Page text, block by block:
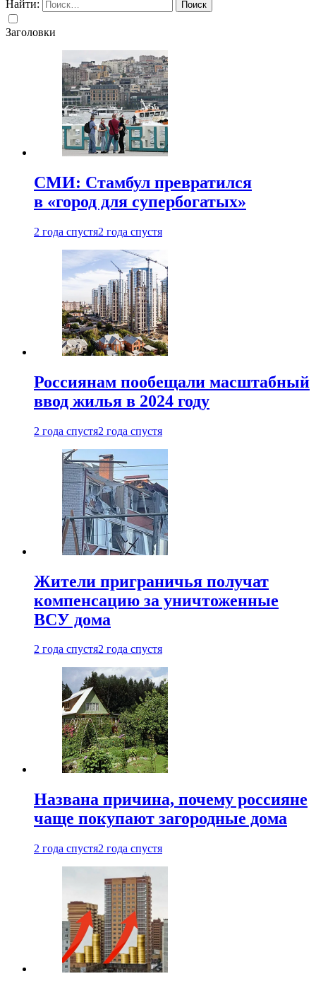
Найти:
Заголовки
СМИ: Стамбул превратился
в «город для супербогатых»
2 года спустя2 года спустя
Россиянам пообещали масштабный
ввод жилья в 2024 году
2 года спустя2 года спустя
Жители приграничья получат
компенсацию за уничтоженные
ВСУ дома
2 года спустя2 года спустя
Названа причина, почему россияне
чаще покупают загородные дома
2 года спустя2 года спустя